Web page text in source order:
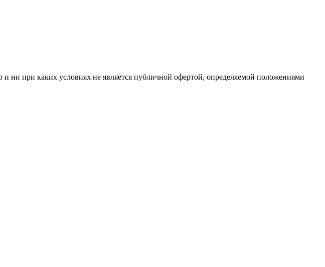
при каких условиях не является публичной офертой, определяемой положениями